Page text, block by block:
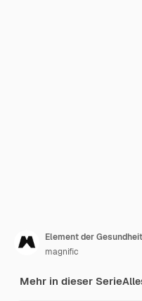
Element der
magnific
Mehr in dieser Serie